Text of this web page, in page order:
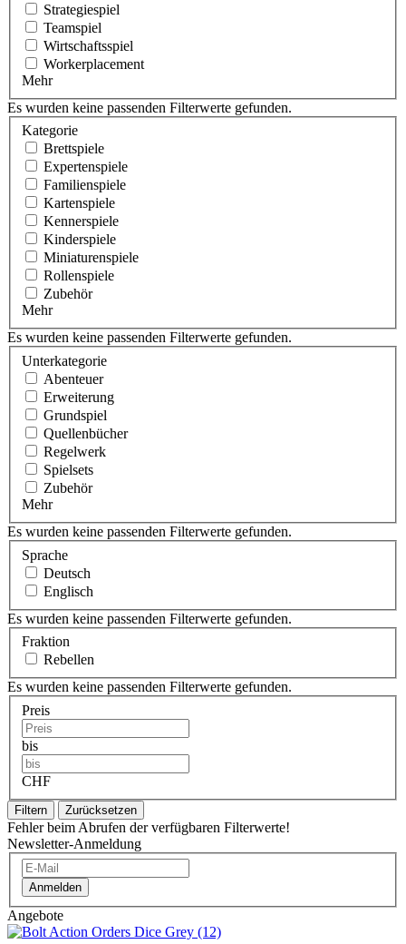
Strategiespiel
Teamspiel
Wirtschaftsspiel
Workerplacement
Mehr
Es wurden keine passenden Filterwerte gefunden.
Kategorie
Brettspiele
Expertenspiele
Familienspiele
Kartenspiele
Kennerspiele
Kinderspiele
Miniaturenspiele
Rollenspiele
Zubehör
Mehr
Es wurden keine passenden Filterwerte gefunden.
Unterkategorie
Abenteuer
Erweiterung
Grundspiel
Quellenbücher
Regelwerk
Spielsets
Zubehör
Mehr
Es wurden keine passenden Filterwerte gefunden.
Sprache
Deutsch
Englisch
Es wurden keine passenden Filterwerte gefunden.
Fraktion
Rebellen
Es wurden keine passenden Filterwerte gefunden.
Preis
bis
CHF
Filtern Zurücksetzen
Fehler beim Abrufen der verfügbaren Filterwerte!
Newsletter-Anmeldung
Anmelden
Angebote